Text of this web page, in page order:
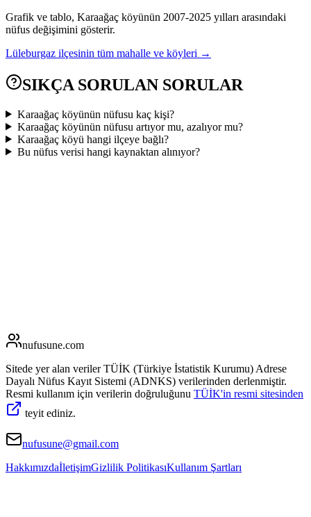
Grafik ve tablo, Karaağaç köyünün 2007-2025 yılları arasındaki
nüfus değişimini gösterir.
Lüleburgaz ilçesinin tüm mahalle ve köyleri →
SIKÇA SORULAN SORULAR
Karaağaç köyünün nüfusu kaç kişi?
Karaağaç köyünün nüfusu artıyor mu, azalıyor mu?
Karaağaç köyü hangi ilçeye bağlı?
Bu nüfus verisi hangi kaynaktan alınıyor?
nufusune.com
Sitede yer alan veriler TÜİK (Türkiye İstatistik Kurumu) Adrese
Dayalı Nüfus Kayıt Sistemi (ADNKS) verilerinden derlenmiştir.
Resmi kullanım için verilerin doğruluğunu TÜİK'in resmi sitesinden
teyit ediniz.
nufusune@gmail.com
HakkımızdaİletişimGizlilik PolitikasıKullanım Şartları